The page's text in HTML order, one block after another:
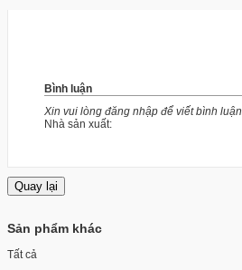
Bình luận
Xin vui lòng đăng nhập để viết bình luận.
Nhà sản xuất:
Sản phẩm khác
Tất cả